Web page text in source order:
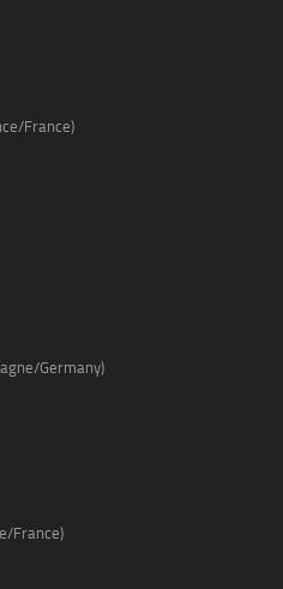
France)
Germany)
France)